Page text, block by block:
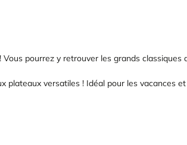
pourrez y retrouver les grands classiques
versatiles ! Idéal pour les vacances